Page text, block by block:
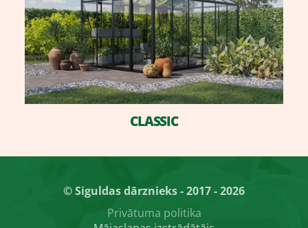
CLASSIC
© Siguldas dārznieks - 2017 - 2026
Privātuma politika